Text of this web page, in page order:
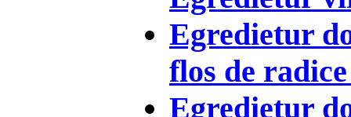
Egredietur
flos de
Egredietur